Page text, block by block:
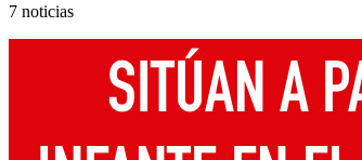
7 noticias